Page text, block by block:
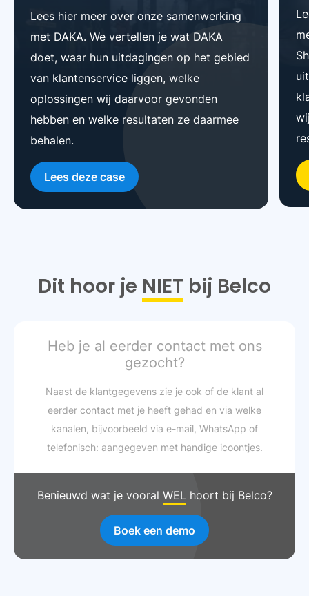
Lees hier meer over onze samenwerking
met DAKA. We vertellen je wat DAKA
doet, waar hun uitdagingen op het gebied
van klantenservice liggen, welke
oplossingen wij daarvoor gevonden
hebben en welke resultaten ze daarmee
behalen.
Lees deze case
Dit hoor je NIET bij Belco
Heb je al eerder contact met ons
gezocht?
Naast de klantgegevens zie je ook of de klant al
eerder contact met je heeft gehad en via welke
kanalen, bijvoorbeeld via e-mail, WhatsApp of
telefonisch: aangegeven met handige icoontjes.
Benieuwd wat je vooral WELhoort bij Belco?
Boek een demo